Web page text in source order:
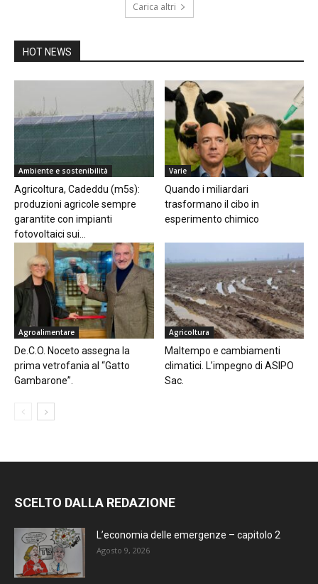
Carica altri
HOT NEWS
Ambiente e sostenibilità
Agricoltura, Cadeddu (m5s):
produzioni agricole sempre
garantite con impianti
fotovoltaici sui...
Varie
Quando i miliardari
trasformano il cibo in
esperimento chimico
Agroalimentare
De.C.O. Noceto assegna la
prima vetrofania al “Gatto
Gambarone”.
Agricoltura
Maltempo e cambiamenti
climatici. L’impegno di ASIPO
Sac.
SCELTO DALLA REDAZIONE
L’economia delle emergenze – capitolo 2
Agosto 9, 2026